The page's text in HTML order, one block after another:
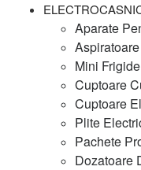
Aparate
Aspiratoare
Mini
Cuptoare
Cuptoare
Plite
Pachete
Dozatoare